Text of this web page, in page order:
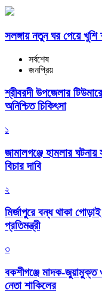
সলঙ্গায় নতুন ঘর পেয়ে খুশি
সর্বশেষ
জনপ্রিয়
শ্রীবরদী উপজেলার
অনিশ্চিত চিকিৎসা
১
জামালগঞ্জে হামলার
বিচার দাবি
২
মির্জাপুরে বন্ধ থাকা
প্রতিমন্ত্রী
৩
বকশীগঞ্জে মাদক-জুয়ামুক্ত
নেতা শাকিলের